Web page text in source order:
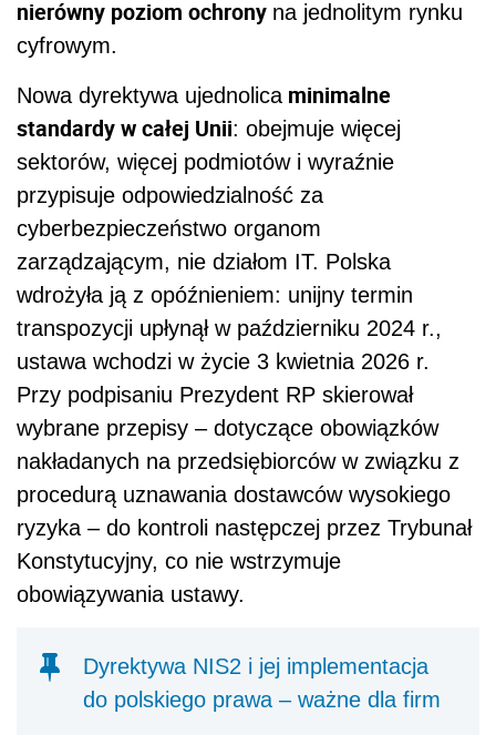
nierówny poziom ochrony na jednolitym rynku
cyfrowym.
Nowa dyrektywa ujednolicaminimalne
standardy w całej Unii: obejmuje więcej
sektorów, więcej podmiotów i wyraźnie
przypisuje odpowiedzialność za
cyberbezpieczeństwo organom
zarządzającym, nie działom IT. Polska
wdrożyła ją z opóźnieniem: unijny termin
transpozycji upłynął w październiku 2024 r.,
ustawa wchodzi w życie 3 kwietnia 2026 r.
Przy podpisaniu Prezydent RP skierował
wybrane przepisy – dotyczące obowiązków
nakładanych na przedsiębiorców w związku z
procedurą uznawania dostawców wysokiego
ryzyka – do kontroli następczej przez Trybunał
Konstytucyjny, co nie wstrzymuje
obowiązywania ustawy.
Dyrektywa NIS2 i jej implementacja
do polskiego prawa – ważne dla firm